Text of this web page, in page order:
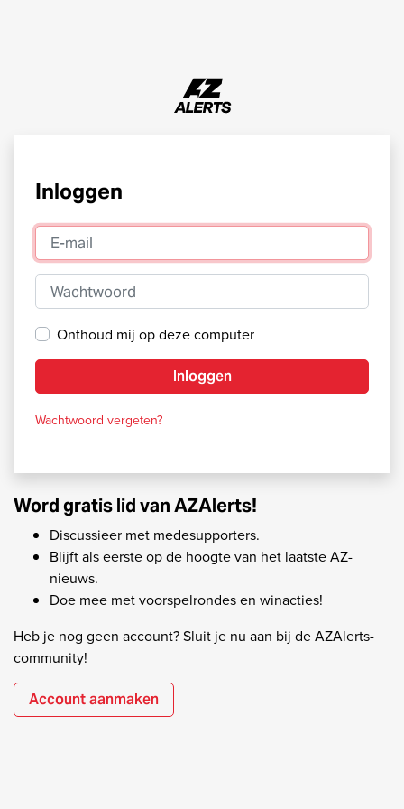
Inloggen
E-mail
Wachtwoord
Onthoud mij op deze computer
Inloggen
Wachtwoord vergeten?
Word gratis lid van AZAlerts!
Discussieer met medesupporters.
Blijft als eerste op de hoogte van het laatste AZ-
nieuws.
Doe mee met voorspelrondes en winacties!
Heb je nog geen account? Sluit je nu aan bij de AZAlerts-
community!
Account aanmaken